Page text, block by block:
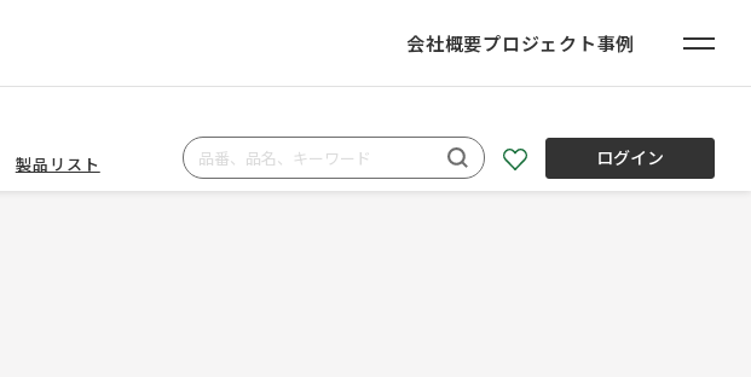
会社概要プロジェクト事例
製品リスト ログイン